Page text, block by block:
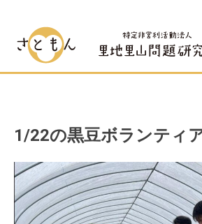
1/22の黒豆ボランティ